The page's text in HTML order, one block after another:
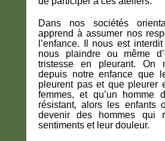
Dans nos sociétés
apprend à assumer nos
l’enfance. Il nous est
nous plaindre ou même
tristesse en pleurant. On
depuis notre enfance que
pleurent pas et que pleurer
femmes, et qu’un homme
résistant, alors les enfants
devenir des hommes qui
sentiments et leur douleur.